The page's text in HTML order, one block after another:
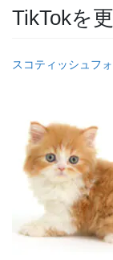
TikTokを
スコティッシュフ